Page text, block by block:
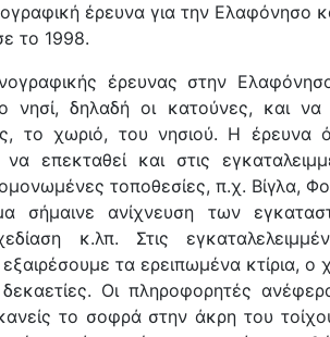
έρευνα για την Ελαφόνησο
το 1998.
έρευνας στην
νησί, δηλαδή οι κατούνες, και
το χωριό, του νησιού. Η
να επεκταθεί και στις
τοποθεσίες, π.χ. Βίγλα,
σήμαινε ανίχνευση των
κ.λπ. Στις
τα ερειπωμένα κτίρια, ο
Οι πληροφορητές
το σοφρά στην άκρη του